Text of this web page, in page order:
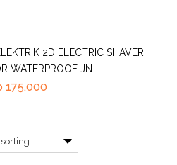
2D ELECTRIC SHAVER
WATERPROOF JN
175.000